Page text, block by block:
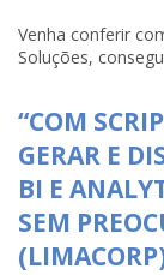
Venha conferir
Soluções,
“COM
GERAR E
BI E
SEM